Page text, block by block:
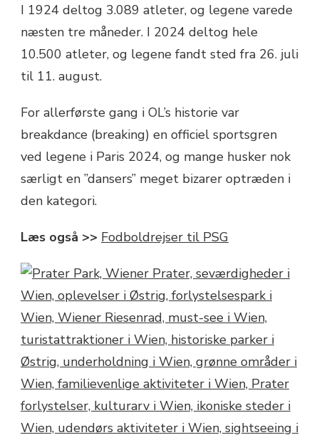
I 1924 deltog 3.089 atleter, og legene varede
næsten tre måneder. I 2024 deltog hele
10.500 atleter, og legene fandt sted fra 26. juli
til 11. august.
For allerførste gang i OL’s historie var
breakdance (breaking) en officiel sportsgren
ved legene i Paris 2024, og mange husker nok
særligt en ”dansers” meget bizarer optræden i
den kategori.
Læs også >> Fodboldrejser til PSG